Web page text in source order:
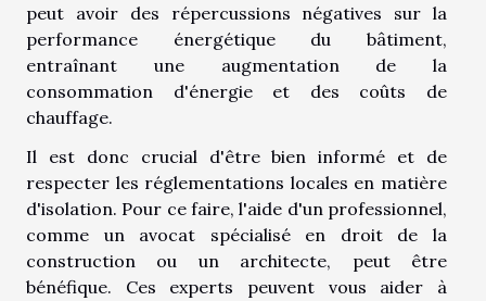
peut avoir des répercussions négatives sur la
performance énergétique du bâtiment,
entraînant une augmentation de la
consommation d'énergie et des coûts de
chauffage.
Il est donc crucial d'être bien informé et de
respecter les réglementations locales en matière
d'isolation. Pour ce faire, l'aide d'un professionnel,
comme un avocat spécialisé en droit de la
construction ou un architecte, peut être
bénéfique. Ces experts peuvent vous aider à